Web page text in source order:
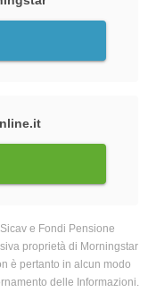
e Fondi Pensione
proprietà di Morningstar
è pertanto in alcun modo
delle Informazioni.